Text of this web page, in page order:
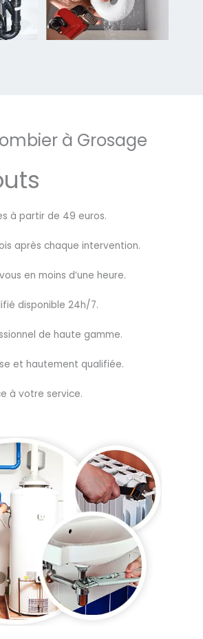
à Grosage
à partir de 49 euros.
après chaque intervention.
en moins d’une heure.
disponible 24h/7.
de haute gamme.
et hautement qualifiée.
à votre service.